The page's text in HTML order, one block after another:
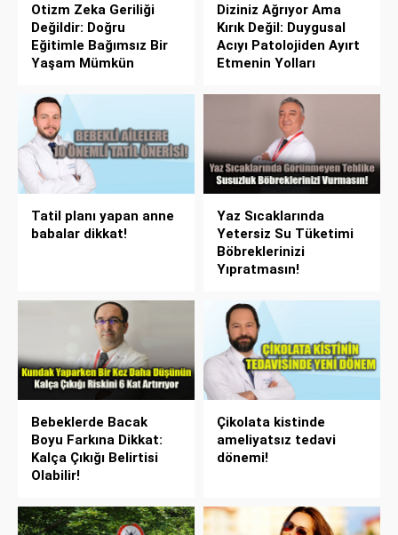
Otizm Zeka Geriliği
Değildir: Doğru
Eğitimle Bağımsız Bir
Yaşam Mümkün
Diziniz Ağrıyor Ama
Kırık Değil: Duygusal
Acıyı Patolojiden Ayırt
Etmenin Yolları
Tatil planı yapan anne
babalar dikkat!
Yaz Sıcaklarında
Yetersiz Su Tüketimi
Böbreklerinizi
Yıpratmasın!
Bebeklerde Bacak
Boyu Farkına Dikkat:
Kalça Çıkığı Belirtisi
Olabilir!
Çikolata kistinde
ameliyatsız tedavi
dönemi!